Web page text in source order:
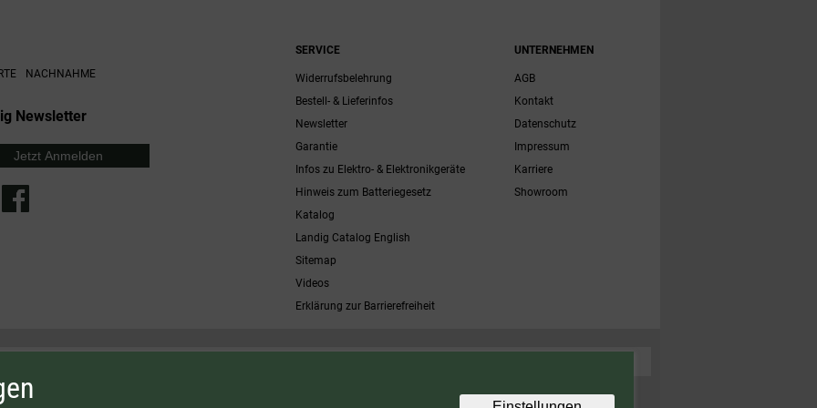
NACHNAHME
Newsletter
Jetzt Anmelden
SERVICE
Widerrufsbelehrung
Bestell- & Lieferinfos
Newsletter
Garantie
Infos zu Elektro- & Elektronikgeräte
Hinweis zum Batteriegesetz
Katalog
Landig Catalog English
Sitemap
Videos
Erklärung zur Barrierefreiheit
UNTERNEHMEN
AGB
Kontakt
Datenschutz
Impressum
Karriere
Showroom
Nicht mit anderen Gutscheinaktionen kombinierbar. Nur gültig für Fleischwölfe und ausgewählte Zubehörartikel. Nicht einlösbar auf bereits rabattierte